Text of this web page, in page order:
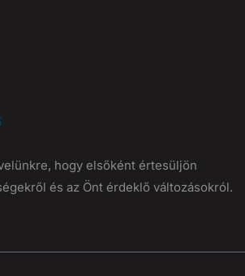
hogy elsőként értesüljön
és az Önt érdeklő változásokról.